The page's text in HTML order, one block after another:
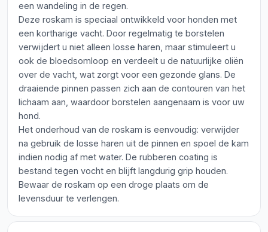
een wandeling in de regen.
Deze roskam is speciaal ontwikkeld voor honden met
een kortharige vacht. Door regelmatig te borstelen
verwijdert u niet alleen losse haren, maar stimuleert u
ook de bloedsomloop en verdeelt u de natuurlijke oliën
over de vacht, wat zorgt voor een gezonde glans. De
draaiende pinnen passen zich aan de contouren van het
lichaam aan, waardoor borstelen aangenaam is voor uw
hond.
Het onderhoud van de roskam is eenvoudig: verwijder
na gebruik de losse haren uit de pinnen en spoel de kam
indien nodig af met water. De rubberen coating is
bestand tegen vocht en blijft langdurig grip houden.
Bewaar de roskam op een droge plaats om de
levensduur te verlengen.